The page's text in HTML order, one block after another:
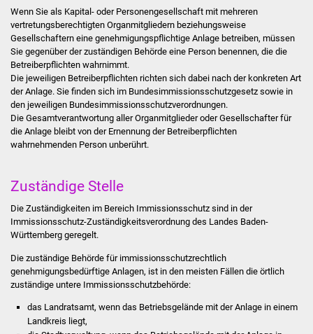
FNP / Bebauungspläne
Stadtinfo
Jubiläumsjahr 2021
Schulentwicklung Bizet
Sanierung Hallenbad
Wenn Sie als Kapital- oder Personengesellschaft mit mehreren
vertretungsberechtigten Organmitgliedern beziehungsweise
Gesellschaftern eine genehmigungspflichtige Anlage betreiben, müssen
Sie gegenüber der zuständigen Behörde eine Person benennen, die die
Betreiberpflichten wahrnimmt.
Die jeweiligen Betreiberpflichten richten sich dabei nach der konkreten Art
der Anlage. Sie finden sich im Bundesimmissionsschutzgesetz sowie in
den jeweiligen Bundesimmissionsschutzverordnungen.
Die Gesamtverantwortung aller Organmitglieder oder Gesellschafter für
die Anlage bleibt von der Ernennung der Betreiberpflichten
wahrnehmenden Person unberührt.
Zuständige Stelle
Die Zuständigkeiten im Bereich Immissionsschutz sind in der
Immissionsschutz-Zuständigkeitsverordnung des Landes Baden-
Württemberg geregelt.
Die zuständige Behörde für immissionsschutzrechtlich
genehmigungsbedürftige Anlagen, ist in den meisten Fällen die örtlich
zuständige untere Immissionsschutzbehörde:
das Landratsamt, wenn das Betriebsgelände mit der Anlage in einem
Landkreis liegt,